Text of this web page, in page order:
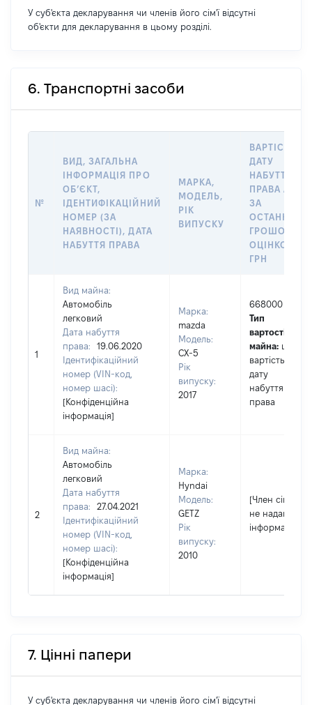
У суб'єкта декларування чи членів його сім'ї відсутні
об'єкти для декларування в цьому розділі.
6. Транспортні засоби
№
ВИД, ЗАГАЛЬНА
ІНФОРМАЦІЯ ПРО
ОБʼЄКТ,
ІДЕНТИФІКАЦІЙНИЙ
НОМЕР (ЗА
НАЯВНОСТІ), ДАТА
НАБУТТЯ ПРАВА
МАРКА,
МОДЕЛЬ,
РІК
ВИПУСКУ
ВАРТІСТЬ НА
ДАТУ
НАБУТТЯ
ПРАВА АБО
ЗА
ГРОШОВОЮ
ОЦІНКОЮ,
ГРН
1
Вид майна:
Автомобіль
легковий
Дата набуття
права:
19.06.2020
Ідентифікаційний
номер (VIN-код,
номер шасі):
[Конфіденційна
інформація]
Марка:
mazda
Модель:
CX-5
Рік
випуску:
2017
668000
Тип
вартості
майна: це
вартість на
дату
набуття
права
2
Вид майна:
Автомобіль
легковий
Дата набуття
права:
27.04.2021
Ідентифікаційний
номер (VIN-код,
номер шасі):
[Конфіденційна
інформація]
Марка:
Hyndai
Модель:
GETZ
Рік
випуску:
2010
[Член сім'ї
не надав
інформацію]
7. Цінні папери
У суб'єкта декларування чи членів його сім'ї відсутні